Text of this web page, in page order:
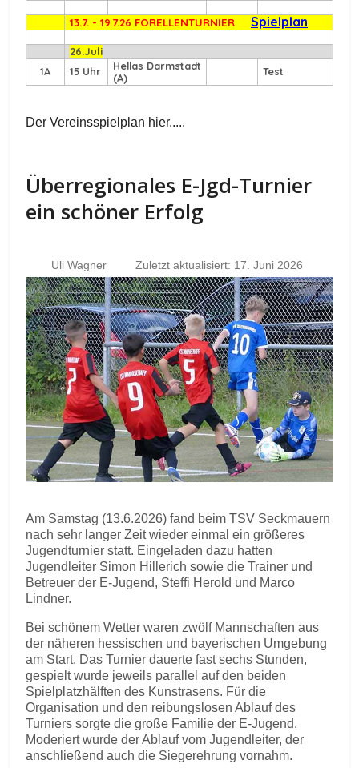
13.7. - 19.7.26 FORELLENTURNIER Spielplan
26.Juli
1A
15 Uhr
Hellas Darmstadt
(A)
Test
Der Vereinsspielplan hier.....
Überregionales E-Jgd-Turnier
ein schöner Erfolg
Uli Wagner Zuletzt aktualisiert: 17. Juni 2026
Am Samstag (13.6.2026) fand beim TSV Seckmauern
nach sehr langer Zeit wieder einmal ein größeres
Jugendturnier statt. Eingeladen dazu hatten
Jugendleiter Simon Hillerich sowie die Trainer und
Betreuer der E-Jugend, Steffi Herold und Marco
Lindner.
Bei schönem Wetter waren zwölf Mannschaften aus
der näheren hessischen und bayerischen Umgebung
am Start. Das Turnier dauerte fast sechs Stunden,
gespielt wurde jeweils parallel auf den beiden
Spielplatzhälften des Kunstrasens. Für die
Organisation und den reibungslosen Ablauf des
Turniers sorgte die große Familie der E-Jugend.
Moderiert wurde der Ablauf vom Jugendleiter, der
anschließend auch die Siegerehrung vornahm.